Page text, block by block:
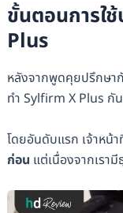
ขั้นตอนการใ
Plus
หลังจากพูดคุยปรึกษา
ทำ Sylfirm X Plus กัน
โดยอันดับแรก เจ้าหน้า
ก่อน แต่เนื่องจากเรามี